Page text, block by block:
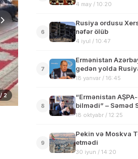
2
4 may / 10:20
6
Rusiya ordusu
nəfər ölüb
4 iyul / 10:47
7
Ermənistan
gedən yolda
yerləşdirməsini
18 yanvar / 16:45
8
“Ermənistan
bilmədi” – Səməd
18 oktyabr / 12:25
9
Pekin və Moskva
etmədi
30 iyun / 14:20